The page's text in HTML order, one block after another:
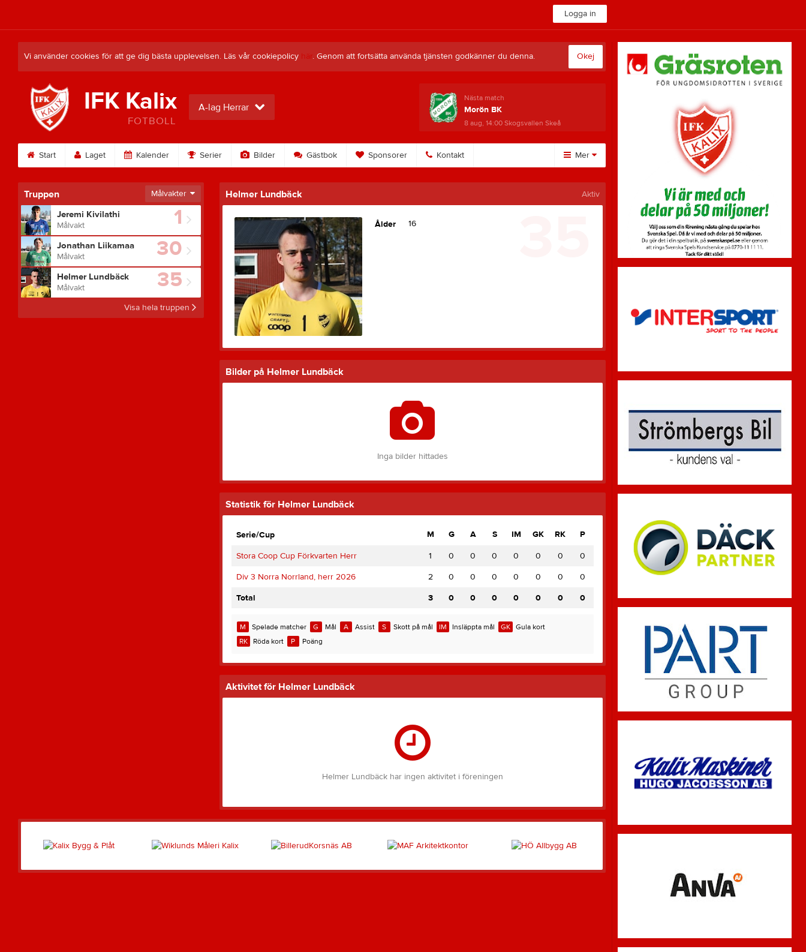
Logga in
Vi använder cookies för att ge dig bästa upplevelsen. Läs vår cookiepolicy här. Genom att fortsätta använda tjänsten godkänner du denna. Okej
IFK Kalix
FOTBOLL
A-lag Herrar
Nästa match
Morön BK
8 aug, 14:00 Skogsvallen Skeå
Start Laget Kalender Serier Bilder Gästbok Sponsorer Kontakt Mer
Besökarstatistik
Helmer Lundbäck Aktiv
Ålder 16
Bilder på Helmer Lundbäck
Inga bilder hittades
Statistik för Helmer Lundbäck
Serie/Cup M G A S IM GK RK
P
Stora Coop Cup Förkvarten Herr
1 0 0 0 0 0 0
0
Div 3 Norra Norrland, herr 2026
2 0 0 0 0 0 0
0
Total
3 0 0 0 0 0 0 0
M Spelade matcher G Mål A Assist S Skott på mål IM Insläppta mål GK Gula kort
RK
Röda kort P Poäng
Aktivitet för Helmer Lundbäck
Helmer Lundbäck har ingen aktivitet i föreningen
Truppen Målvakter
1
Jeremi Kivilathi
Målvakt
30
Jonathan Liikamaa
Målvakt
35
Helmer Lundbäck
Målvakt
Visa hela truppen